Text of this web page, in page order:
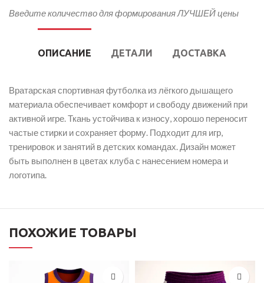
Введите количество для формирования ЛУЧШЕЙ цены
ОПИСАНИЕ ДЕТАЛИ ДОСТАВКА
Вратарская спортивная футболка из лёгкого дышащего
материала обеспечивает комфорт и свободу движений при
активной игре. Ткань устойчива к износу, хорошо переносит
частые стирки и сохраняет форму. Подходит для игр,
тренировок и занятий в детских командах. Дизайн может
быть выполнен в цветах клуба с нанесением номера и
логотипа.
ПОХОЖИЕ ТОВАРЫ